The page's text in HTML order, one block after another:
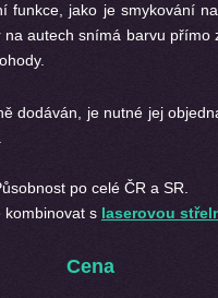
funkce, jako je smykování
autech snímá barvu přímo
dodáván, je nutné jej
po celé ČR a SR.
kombinovat s laserovou
Cena